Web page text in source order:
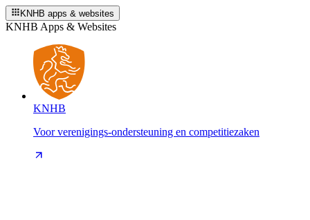
KNHB apps & websites
KNHB Apps & Websites
KNHB
Voor verenigings-ondersteuning en competitiezaken